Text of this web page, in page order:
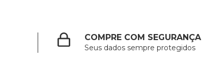
COMPRE COM SEGURANÇA
Seus dados sempre protegidos